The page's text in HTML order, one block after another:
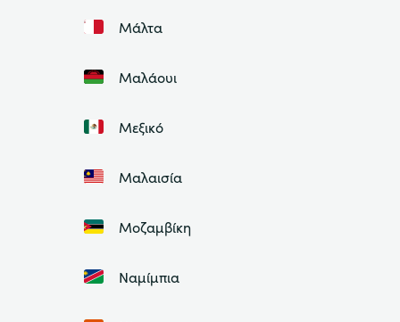
Μάλτα
Μαλάουι
Μεξικό
Μαλαισία
Μοζαμβίκη
Ναμίμπια